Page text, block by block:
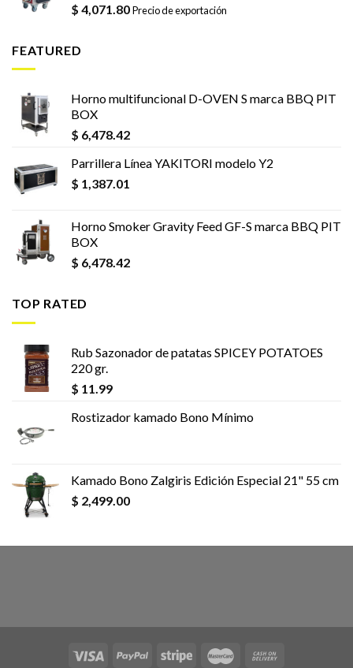
$ 4,071.80Precio de exportación
FEATURED
Horno multifuncional D-OVEN S marca BBQ PIT
BOX
$ 6,478.42
Parrillera Línea YAKITORI modelo Y2
$ 1,387.01
Horno Smoker Gravity Feed GF-S marca BBQ PIT
BOX
$ 6,478.42
TOP RATED
Rub Sazonador de patatas SPICEY POTATOES
220 gr.
$ 11.99
Rostizador kamado Bono Mínimo
Kamado Bono Zalgiris Edición Especial 21" 55 cm
$ 2,499.00